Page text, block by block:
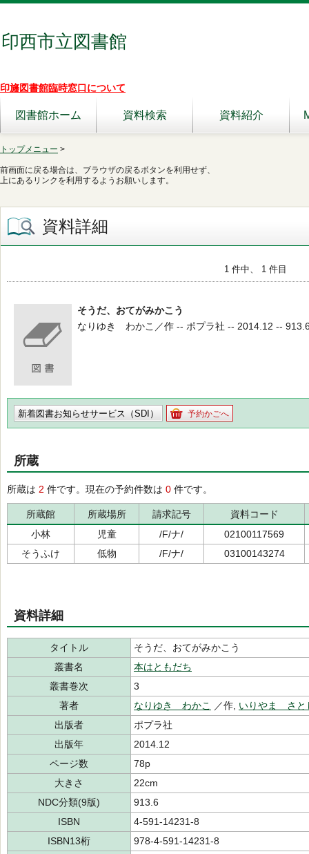
印西市立図書館
印旛図書館臨時窓口について
図書館ホーム 資料検索 資料紹介
トップメニュー >
前画面に戻る場合は、ブラウザの戻るボタンを利用せず、
上にあるリンクを利用するようお願いします。
資料詳細
1 件中、 1 件目
そうだ、おてがみかこう
なりゆき わかこ／作 -- ポプラ社 -- 2014.12 --
新着図書お知らせサービス（SDI） 予約かごへ
所蔵
所蔵は 2 件です。現在の予約件数は 0 件です。
所蔵館 所蔵場所 請求記号
資料コード
小林
児童 /F/ナ/
02100117569
そうふけ
低物 /F/ナ/ 03100143274
資料詳細
タイトル
そうだ、おてがみかこう
叢書名
本はともだち
叢書巻次
3
著者
なりゆき わかこ ／作, いりやま さと
出版者
ポプラ社
出版年
2014.12
ページ数
78p
大きさ
22cm
NDC分類(9版)
913.6
ISBN
4-591-14231-8
ISBN13桁
978-4-591-14231-8